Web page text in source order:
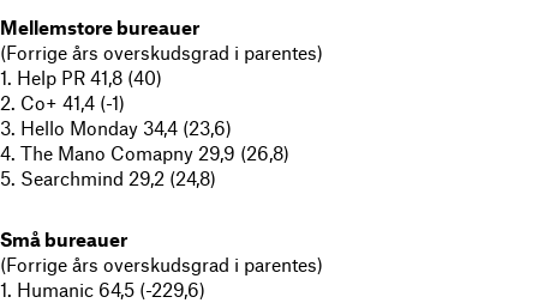
Mellemstore bureauer
(Forrige års overskudsgrad i parentes)
1. Help PR 41,8 (40)
2. Co+ 41,4 (-1)
3. Hello Monday 34,4 (23,6)
4. The Mano Comapny 29,9 (26,8)
5. Searchmind 29,2 (24,8)
Små bureauer
(Forrige års overskudsgrad i parentes)
1. Humanic 64,5 (-229,6)